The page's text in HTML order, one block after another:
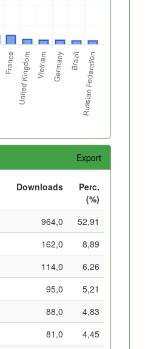
Export
Downloads
Perc.
(%)
964,0
52,91
162,0
8,89
114,0
6,26
95,0
5,21
88,0
4,83
81,0
4,45